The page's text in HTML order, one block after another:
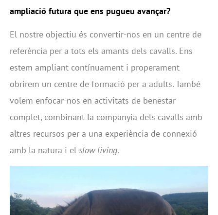
ampliació futura que ens pugueu avançar?
El nostre objectiu és convertir-nos en un centre de
referència per a tots els amants dels cavalls. Ens
estem ampliant contínuament i properament
obrirem un centre de formació per a adults. També
volem enfocar-nos en activitats de benestar
complet, combinant la companyia dels cavalls amb
altres recursos per a una experiència de connexió
amb la natura i el slow living.